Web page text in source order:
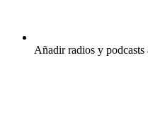
Añadir radios y podcasts